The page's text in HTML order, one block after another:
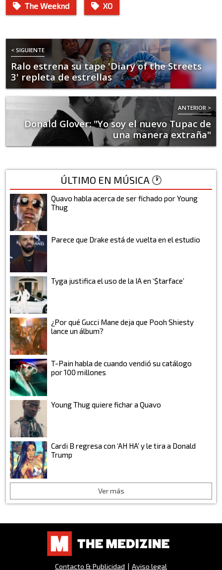
The Weeknd XO
< SIGUIENTE
Ralo estrena su tape 'Diary of the Streets
3' repleta de estrellas
ANTERIOR >
Donald Glover: "Yo soy el nuevo Tupac de
una manera extraña"
ÚLTIMO EN MÚSICA 🕐
Quavo habla acerca de ser fichado por Young
Thug
Parece que Drake está de vuelta en el estudio
Tyga justifica el uso de la IA en ‘$tarface’
¿Por qué Gucci Mane deja que Pooh Shiesty
lance un álbum?
T-Pain habla de cuando vendió su catálogo
por 100 millones
Young Thug quiere fichar a Quavo
Cardi B regresa con ‘AH HA’ y le tira a Donald
Trump
Ver más
Contacto & Publicidad | Aviso legal